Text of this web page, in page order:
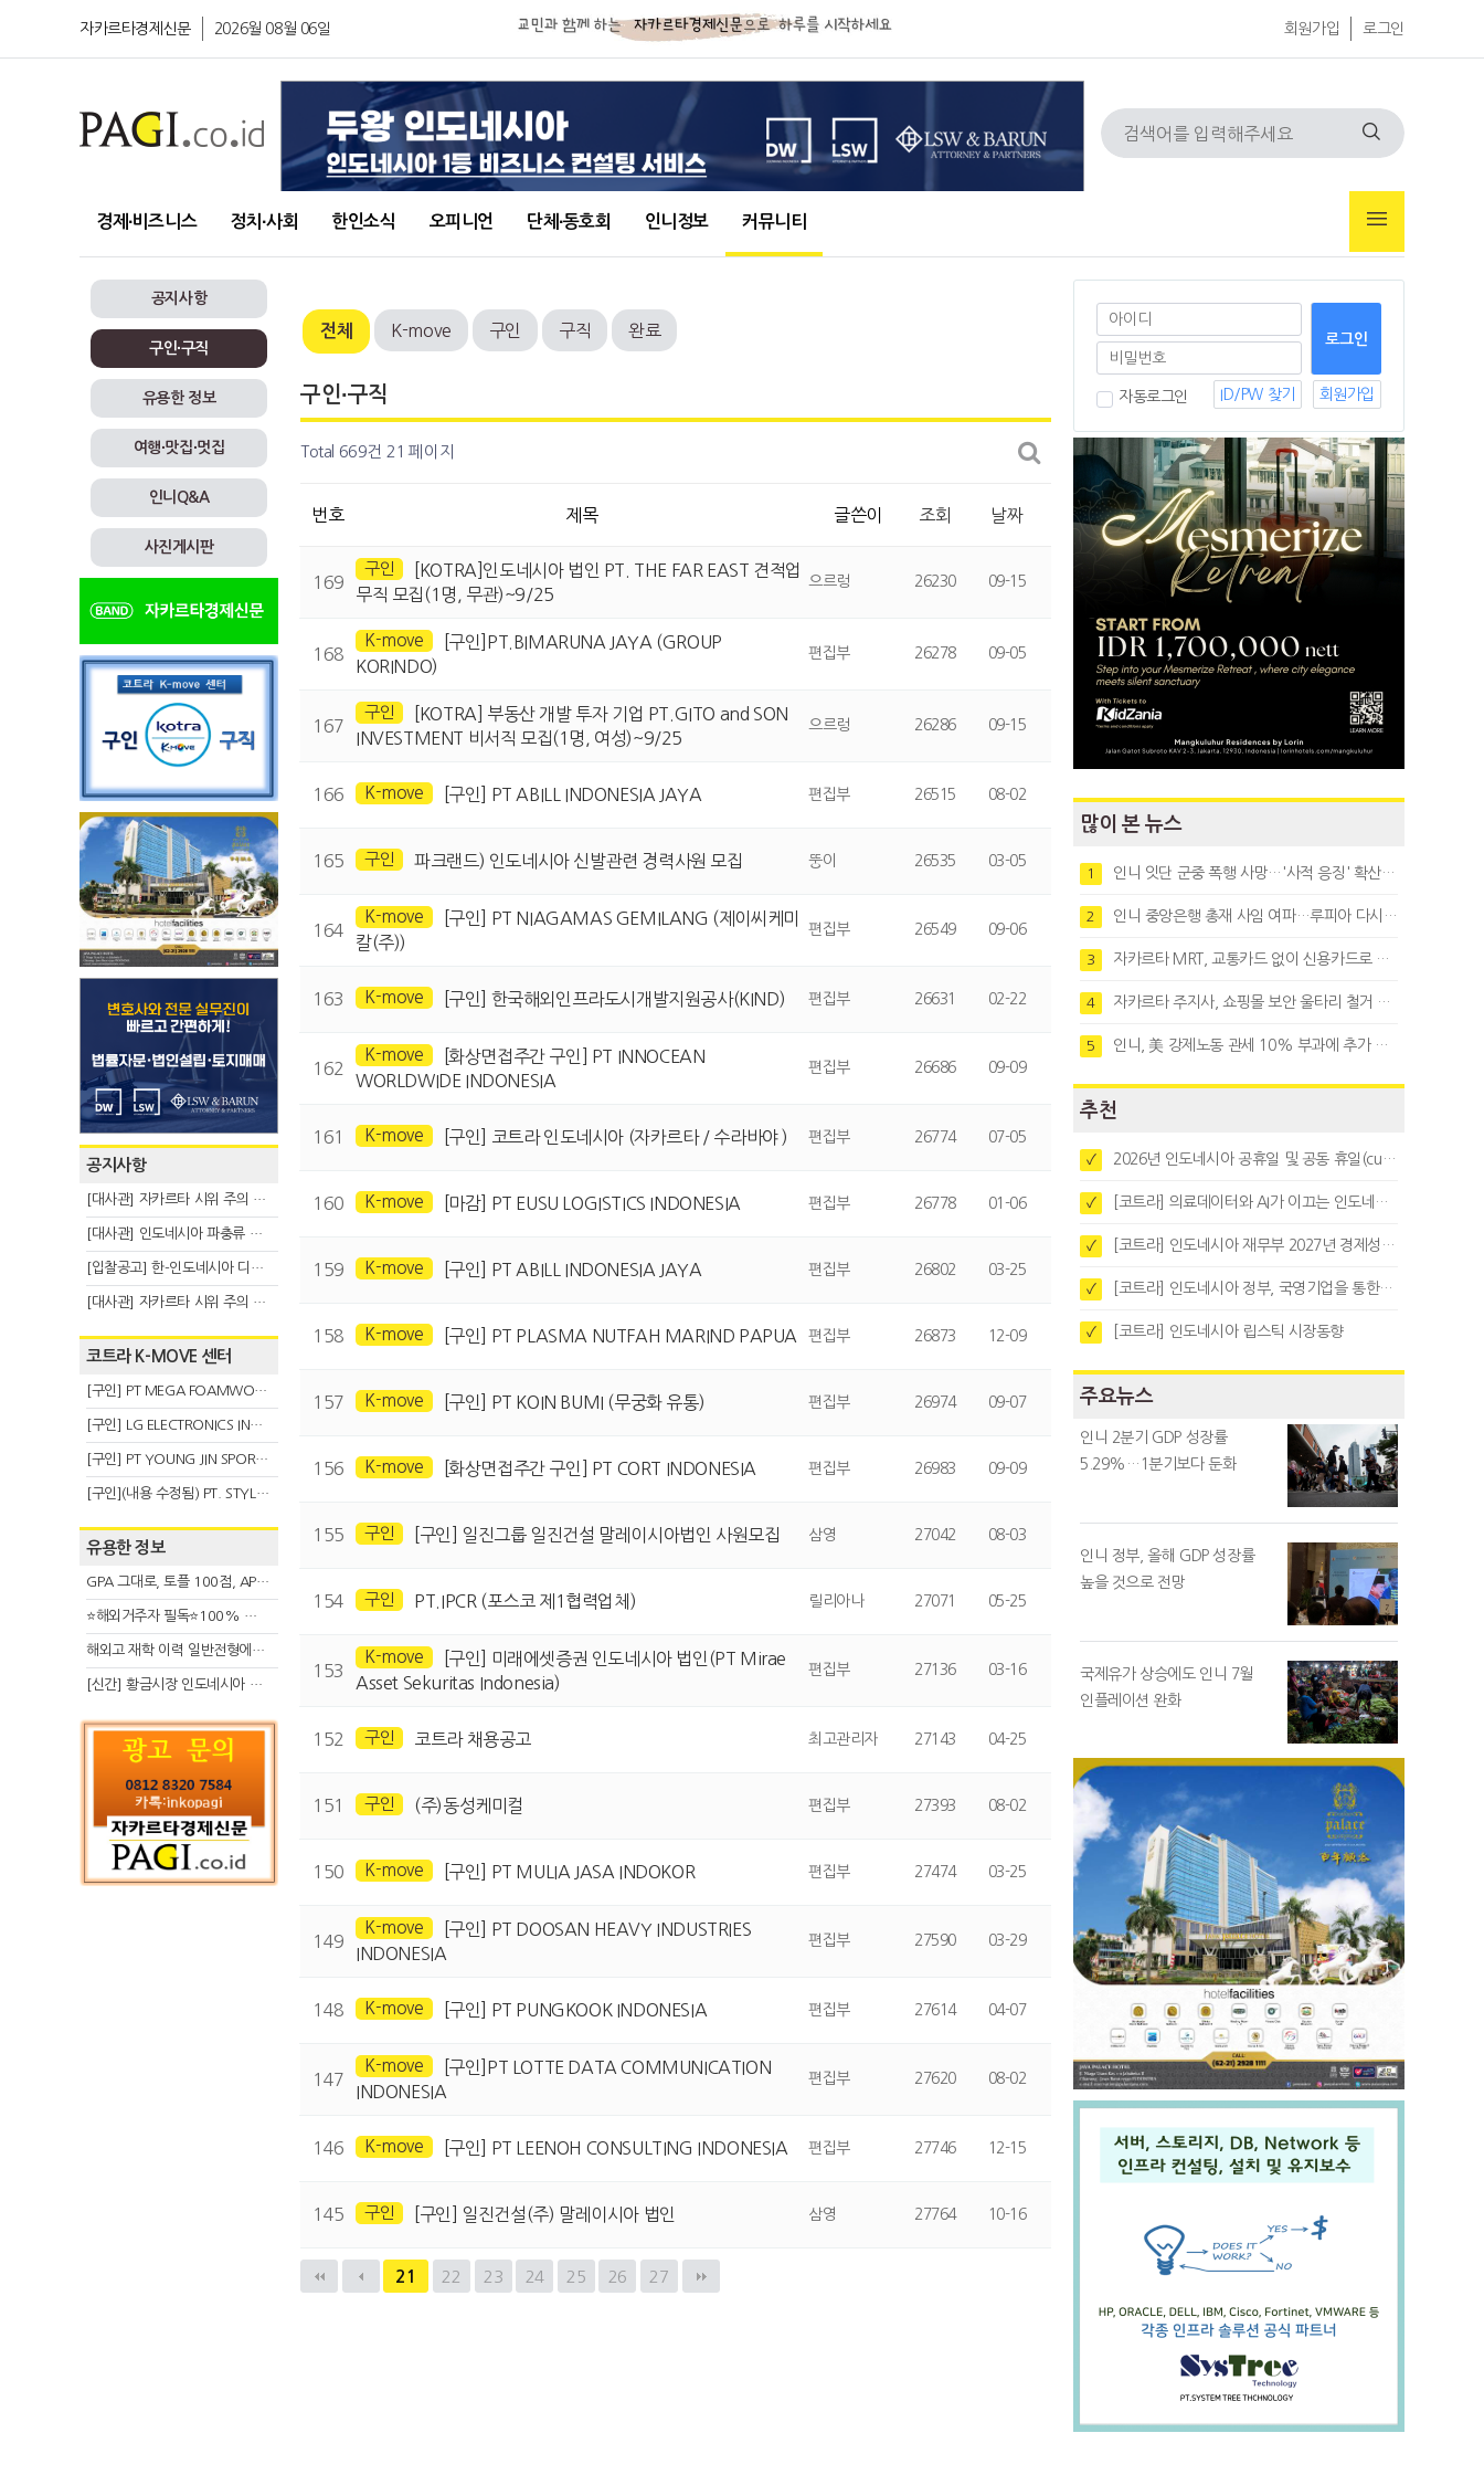
자카르타경제신문 2026월 08월 06일 회원가입 로그인
경제∙비즈니스 정치∙사회 한인소식 오피니언 단체∙동호회 인니정보 커뮤니티
공지사항
구인∙구직
유용한 정보
여행∙맛집∙멋집
인니Q&A
사진게시판
공지사항
[대사관] 자카르타 시위 주의 안내(8.3)
[대사관] 인도네시아 파충류 불법 반출 주의 (7.29)
[입찰공고] 한-인도네시아 디지털융복합 탈 전시회
[대사관] 자카르타 시위 주의 안내(7.27)
코트라 K-MOVE 센터
[구인] PT MEGA FOAMWORKS INDONESIA
[구인] LG ELECTRONICS INDONESIA
[구인] PT YOUNG JIN SPORT INDONESIA
[구인](내용 수정됨) PT. STYLE KOREAN INDONESIA (스타일 코리안 인도네시아)
유용한 정보
GPA 그대로, 토플 100점, AP 막막 — 원인은 하나입니다
⭐해외거주자 필독⭐100% 온라인 마지막 한국어교원 2급 추가모집 (~8/2)
해외고 재학 이력 일반전형에서 분명한 입시 강점 살리는 전략
[신간] 황금시장 인도네시아 슈퍼리치의 성공 수업
전체 K-move 구인 구직 완료
구인∙구직
Total 669건 21 페이지
번호 제목 글쓴이 조회 날짜
169
구인
[KOTRA]인도네시아 법인 PT. THE FAR EAST 견적업
무직 모집(1명, 무관)~9/25
으르렁 26230 09-15
168
K-move
[구인]PT.BIMARUNA JAYA (GROUP
KORINDO)
편집부 26278 09-05
167
구인
[KOTRA] 부동산 개발 투자 기업 PT.GITO and SON
INVESTMENT 비서직 모집(1명, 여성)~9/25
으르렁 26286 09-15
166 K-move [구인] PT ABILL INDONESIA JAYA 편집부 26515 08-02
165 구인 파크랜드) 인도네시아 신발관련 경력사원 모집 뚱이 26535 03-05
164
K-move
[구인] PT NIAGAMAS GEMILANG (제이씨케미
칼(주))
편집부 26549 09-06
163 K-move [구인] 한국해외인프라도시개발지원공사(KIND) 편집부 26631 02-22
162
K-move
[화상면접주간 구인] PT INNOCEAN
WORLDWIDE INDONESIA
편집부 26686 09-09
161 K-move [구인] 코트라 인도네시아 (자카르타 / 수라바야 ) 편집부 26774 07-05
160 K-move [마감] PT EUSU LOGISTICS INDONESIA 편집부 26778 01-06
159 K-move [구인] PT ABILL INDONESIA JAYA 편집부 26802 03-25
158 K-move [구인] PT PLASMA NUTFAH MARIND PAPUA 편집부 26873 12-09
157 K-move [구인] PT KOIN BUMI (무궁화 유통) 편집부 26974 09-07
156 K-move [화상면접주간 구인] PT CORT INDONESIA 편집부 26983 09-09
155 구인 [구인] 일진그룹 일진건설 말레이시아법인 사원모집 삼영 27042 08-03
154 구인 PT.IPCR (포스코 제1협력업체) 릴리아나 27071 05-25
153
K-move
[구인] 미래에셋증권 인도네시아 법인(PT Mirae
Asset Sekuritas Indonesia)
편집부 27136 03-16
152 구인 코트라 채용공고 최고관리자 27143 04-25
151 구인 (주)동성케미컬 편집부 27393 08-02
150 K-move [구인] PT MULIA JASA INDOKOR 편집부 27474 03-25
149
K-move
[구인] PT DOOSAN HEAVY INDUSTRIES
INDONESIA
편집부 27590 03-29
148 K-move [구인] PT PUNGKOOK INDONESIA 편집부 27614 04-07
147
K-move
[구인]PT LOTTE DATA COMMUNICATION
INDONESIA
편집부 27620 08-02
146 K-move [구인] PT LEENOH CONSULTING INDONESIA 편집부 27746 12-15
145 구인 [구인] 일진건설(주) 말레이시아 법인 삼영 27764 10-16
21 22 23 24 25 26 27
자동로그인 ID/PW 찾기 회원가입
많이 본 뉴스
1 인니 잇단 군중 폭행 사망…'사적 응징' 확산에 법치 우려
2 인니 중앙은행 총재 사임 여파…루피아 다시 1만8천대로 약세
3 자카르타 MRT, 교통카드 없이 신용카드로 바로 탄다
4 자카르타 주지사, 쇼핑몰 보안 울타리 철거 요청…"치안 문제없다"
5 인니, 美 강제노동 관세 10% 부과에 추가 협상 착수
추천
✓ 2026년 인도네시아 공휴일 및 공동 휴일(cuti bersama)
✓ [코트라] 의료데이터와 AI가 이끄는 인도네시아 디지털 헬스케어 시장 트렌드
✓ [코트라] 인도네시아 재무부 2027년 경제성장 전망 및 목표 발표
✓ [코트라] 인도네시아 정부, 국영기업을 통한 석탄·팜유·합금철 수출 중앙집중화 추진
✓ [코트라] 인도네시아 립스틱 시장동향
주요뉴스
인니 2분기 GDP 성장률
5.29%…1분기보다 둔화
인니 정부, 올해 GDP 성장률
높을 것으로 전망
국제유가 상승에도 인니 7월
인플레이션 완화